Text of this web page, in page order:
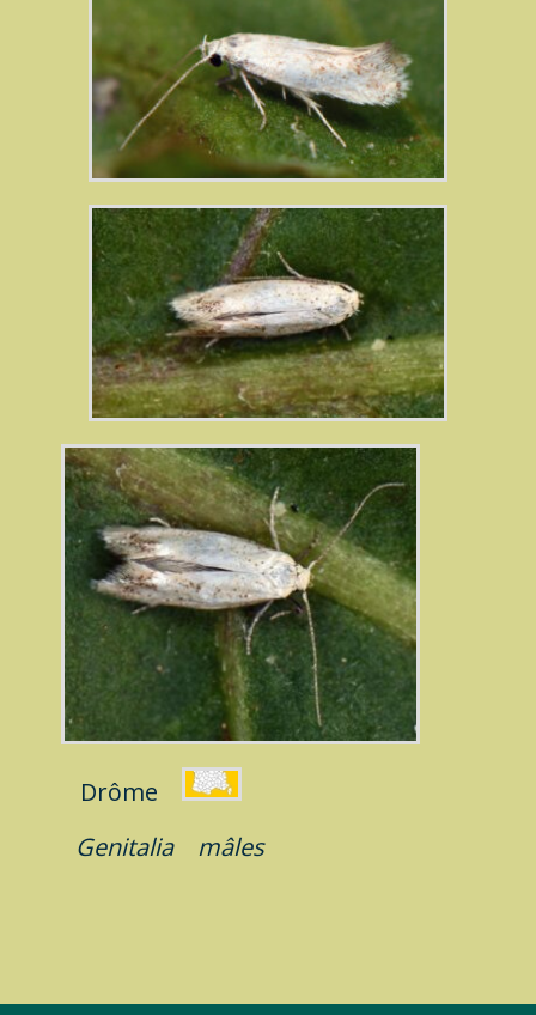
Drôme
Genitalia mâles